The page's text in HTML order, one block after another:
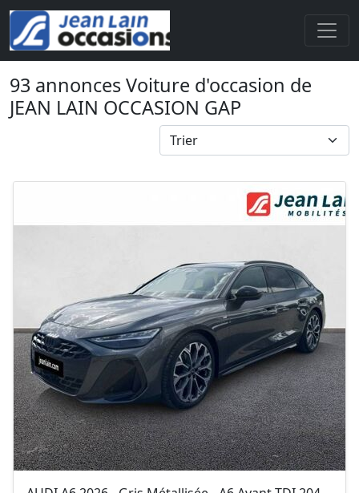
93 annonces Voiture d'occasion de
JEAN LAIN OCCASION GAP